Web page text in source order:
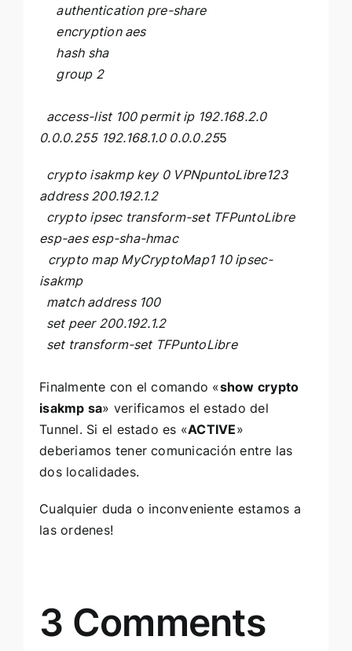
authentication pre-share
encryption aes
hash sha
group 2
access-list 100 permit ip 192.168.2.0
0.0.0.255 192.168.1.0 0.0.0.255
crypto isakmp key 0 VPNpuntoLibre123
address 200.192.1.2
crypto ipsec transform-set TFPuntoLibre
esp-aes esp-sha-hmac
crypto map MyCryptoMap1 10 ipsec-
isakmp
match address 100
set peer 200.192.1.2
set transform-set TFPuntoLibre
Finalmente con el comando «show crypto
isakmp sa» verificamos el estado del
Tunnel. Si el estado es «ACTIVE»
deberiamos tener comunicación entre las
dos localidades.
Cualquier duda o inconveniente estamos a
las ordenes!
3 Comments